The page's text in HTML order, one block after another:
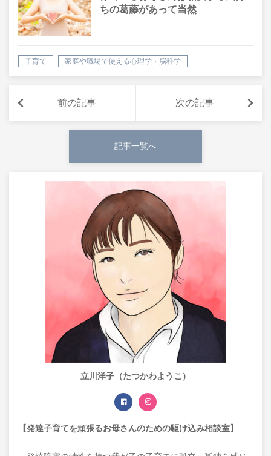
ちの葛藤があって当然
子育て 家庭や職場で使える心理学・脳科学
前の記事 次の記事
記事一覧へ
立川洋子（たつかわようこ）
【発達子育てを頑張るお母さんのための駆け込み相談室】